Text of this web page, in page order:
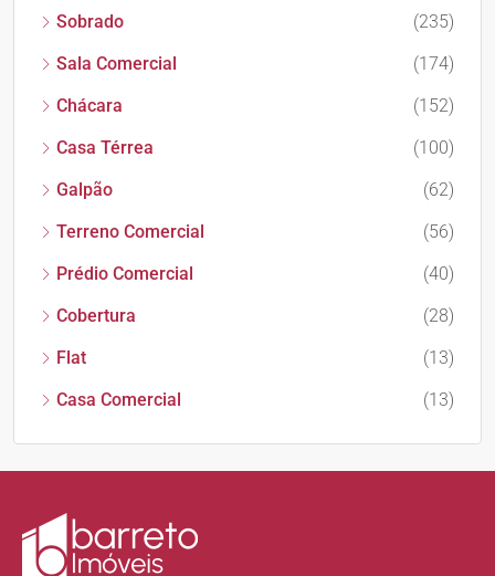
Sobrado
(235)
Sala Comercial
(174)
Chácara
(152)
Casa Térrea
(100)
Galpão
(62)
Terreno Comercial
(56)
Prédio Comercial
(40)
Cobertura
(28)
Flat
(13)
Casa Comercial
(13)